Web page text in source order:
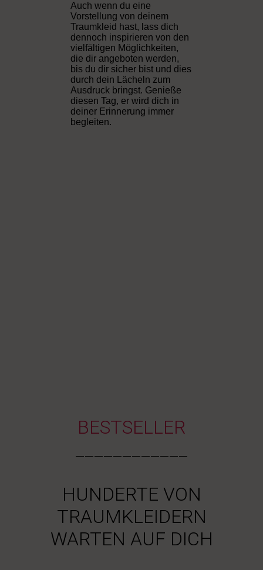
Auch wenn du eine
Vorstellung von deinem
Traumkleid hast, lass dich
dennoch inspirieren von den
vielfältigen Möglichkeiten,
die dir angeboten werden,
bis du dir sicher bist und dies
durch dein Lächeln zum
Ausdruck bringst. Genieße
diesen Tag, er wird dich in
deiner Erinnerung immer
begleiten.
BESTSELLER
HUNDERTE VON
TRAUMKLEIDERN
WARTEN AUF DICH